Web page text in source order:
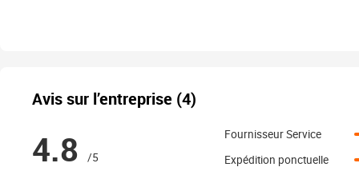
Avis sur l’entreprise (4)
4.8 /5
Fournisseur Service
Expédition ponctuelle